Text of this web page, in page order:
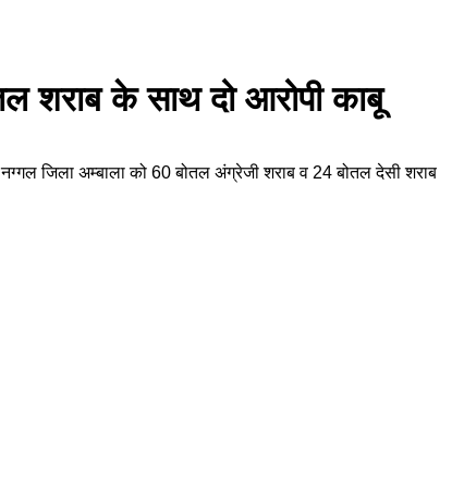
शराब के साथ दो आरोपी काबू
जिला अम्बाला को 60 बोतल अंग्रेजी शराब व 24 बोतल देसी शराब